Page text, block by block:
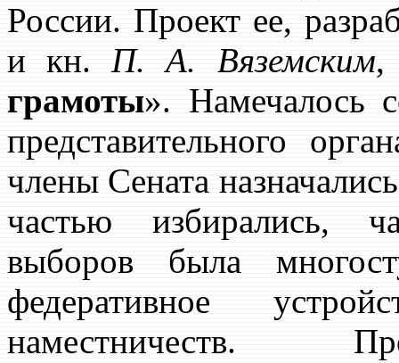
России. Проект ее,
и кн.П. А. Вяземским,
грамоты». Намечалось
представительного
члены Сената
частью избирались,
выборов была
федеративное
наместничеств.